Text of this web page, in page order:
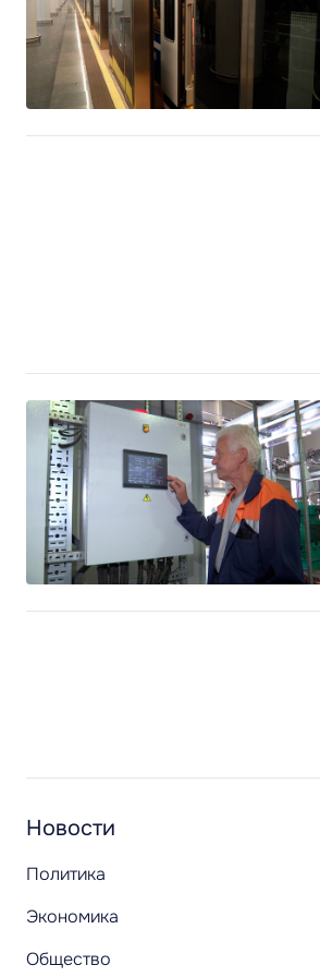
Новости
Политика
Экономика
Общество